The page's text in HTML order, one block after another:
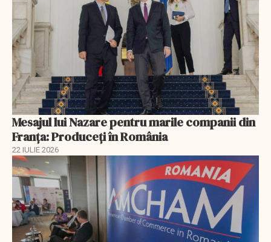
Mesajul lui Nazare pentru marile companii din
Franța: Produceți în România
22 IULIE 2026